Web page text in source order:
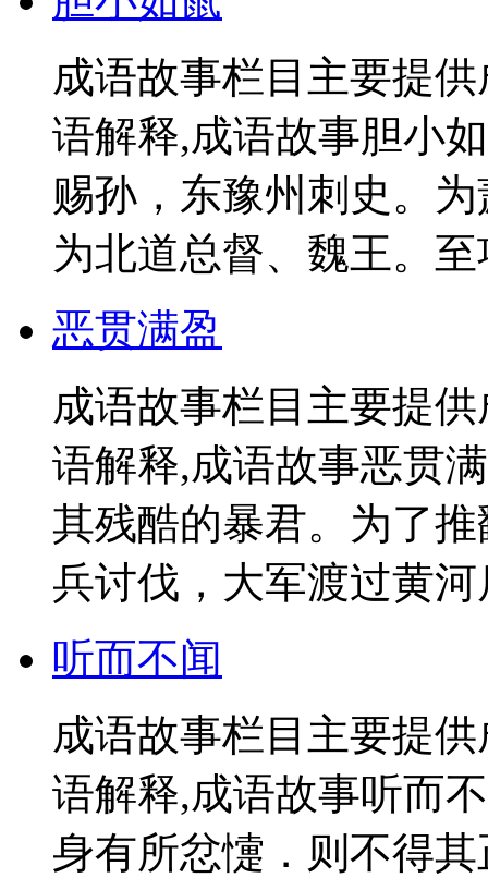
成语故事栏目主要提
语解释,成语故事胆小
赐孙，东豫州刺史。
为北道总督、魏王。
恶贯满盈
成语故事栏目主要提
语解释,成语故事恶贯
其残酷的暴君。为了
兵讨伐，大军渡过黄
听而不闻
成语故事栏目主要提
语解释,成语故事听而
身有所忿懥．则不得